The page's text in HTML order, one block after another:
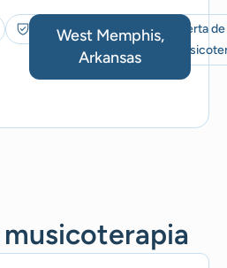
Seguros aceptados
Oferta de
West Memphis,
Arkansas